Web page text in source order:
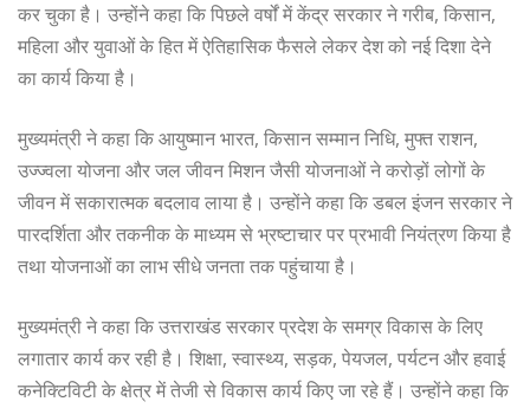
कर चुका है। उन्होंने कहा कि पिछले वर्षों में केंद्र सरकार ने गरीब, किसान,
महिला और युवाओं के हित में ऐतिहासिक फैसले लेकर देश को नई दिशा देने
का कार्य किया है।
मुख्यमंत्री ने कहा कि आयुष्मान भारत, किसान सम्मान निधि, मुफ्त राशन,
उज्ज्वला योजना और जल जीवन मिशन जैसी योजनाओं ने करोड़ों लोगों के
जीवन में सकारात्मक बदलाव लाया है। उन्होंने कहा कि डबल इंजन सरकार ने
पारदर्शिता और तकनीक के माध्यम से भ्रष्टाचार पर प्रभावी नियंत्रण किया है
तथा योजनाओं का लाभ सीधे जनता तक पहुंचाया है।
मुख्यमंत्री ने कहा कि उत्तराखंड सरकार प्रदेश के समग्र विकास के लिए
लगातार कार्य कर रही है। शिक्षा, स्वास्थ्य, सड़क, पेयजल, पर्यटन और हवाई
कनेक्टिविटी के क्षेत्र में तेजी से विकास कार्य किए जा रहे हैं। उन्होंने कहा कि